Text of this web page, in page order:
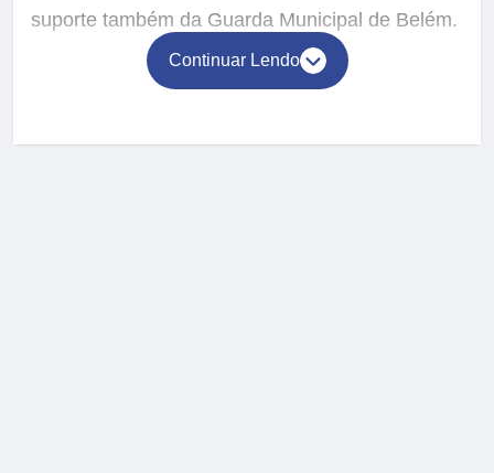
suporte também da Guarda Municipal de Belém.
Continuar Lendo